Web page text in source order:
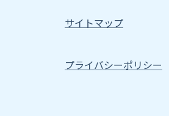
サイトマップ
プライバシーポリシー